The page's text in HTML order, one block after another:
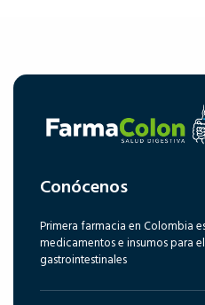
Conócenos
Primera farmacia en Colombia
medicamentos e insumos para
gastrointestinales